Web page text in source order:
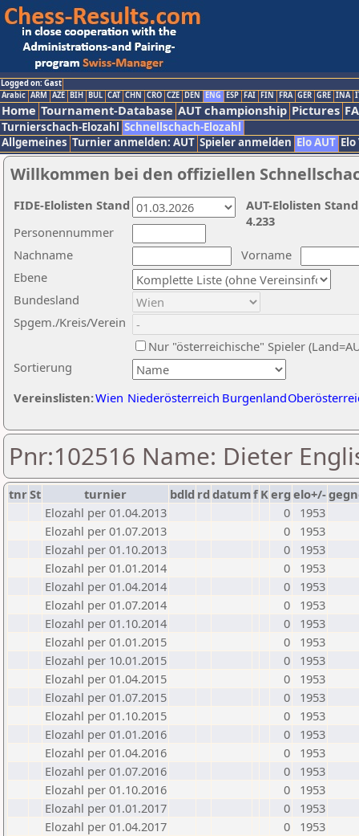
Logged on: Gast
Arabic ARM AZE BIH BUL CAT CHN CRO CZE DEN ENG ESP FAI FIN FRA GER GRE INA
Home Tournament-Database AUT championship Pictures
Turnierschach-Elozahl Schnellschach-Elozahl
Allgemeines Turnier anmelden: AUT Spieler anmelden Elo AUT
Willkommen bei den offiziellen
Nachname
Vorname
Ebene
Sortierung
Personennummer
Bundesland
Spgem./Kreis/Verein
Nur "österreichische" Spieler
Vereinslisten:Wien Niederösterreich Burgenland
AUT-Elolisten
4.233
FIDE-Elolisten Stand
Pnr:102516 Name: Dieter
tnrSt turnier bdld rd datumf Kerg elo+/-
Elozahl per 01.04.2013
0
1953
Elozahl per 01.07.2013
0
1953
Elozahl per 01.10.2013
0
1953
Elozahl per 01.01.2014
0
1953
Elozahl per 01.04.2014
0
1953
Elozahl per 01.07.2014
0
1953
Elozahl per 01.10.2014
0
1953
Elozahl per 01.01.2015
0
1953
Elozahl per 10.01.2015
0
1953
Elozahl per 01.04.2015
0
1953
Elozahl per 01.07.2015
0
1953
Elozahl per 01.10.2015
0
1953
Elozahl per 01.01.2016
0
1953
Elozahl per 01.04.2016
0
1953
Elozahl per 01.07.2016
0
1953
Elozahl per 01.10.2016
0
1953
Elozahl per 01.01.2017
0
1953
Elozahl per 01.04.2017
0
1953